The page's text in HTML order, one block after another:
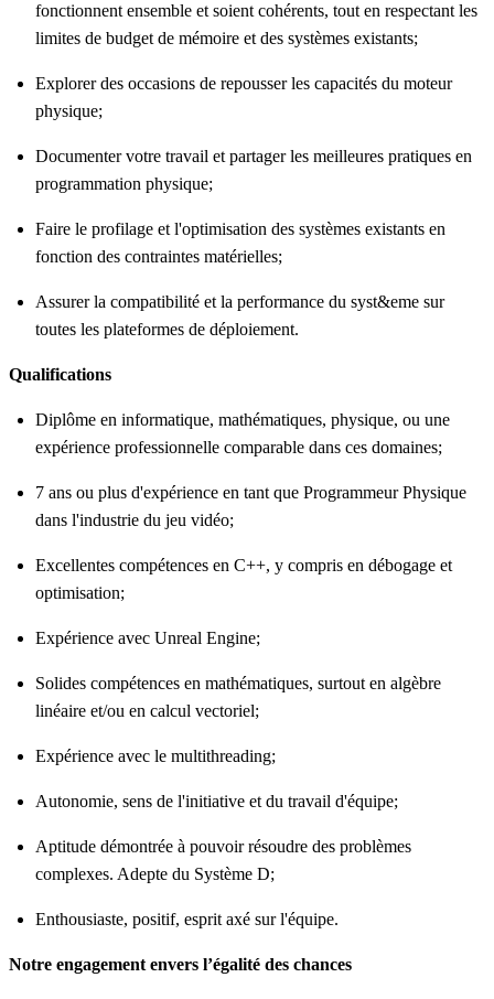
fonctionnent ensemble et soient cohérents, tout en respectant les
limites de budget de mémoire et des systèmes existants;
Explorer des occasions de repousser les capacités du moteur
physique;
Documenter votre travail et partager les meilleures pratiques en
programmation physique;
Faire le profilage et l'optimisation des systèmes existants en
fonction des contraintes matérielles;
Assurer la compatibilité et la performance du syst&eme sur
toutes les plateformes de déploiement.
Qualifications
Diplôme en informatique, mathématiques, physique, ou une
expérience professionnelle comparable dans ces domaines;
7 ans ou plus d'expérience en tant que Programmeur Physique
dans l'industrie du jeu vidéo;
Excellentes compétences en C++, y compris en débogage et
optimisation;
Expérience avec Unreal Engine;
Solides compétences en mathématiques, surtout en algèbre
linéaire et/ou en calcul vectoriel;
Expérience avec le multithreading;
Autonomie, sens de l'initiative et du travail d'équipe;
Aptitude démontrée à pouvoir résoudre des problèmes
complexes. Adepte du Système D;
Enthousiaste, positif, esprit axé sur l'équipe.
Notre engagement envers l’égalité des chances